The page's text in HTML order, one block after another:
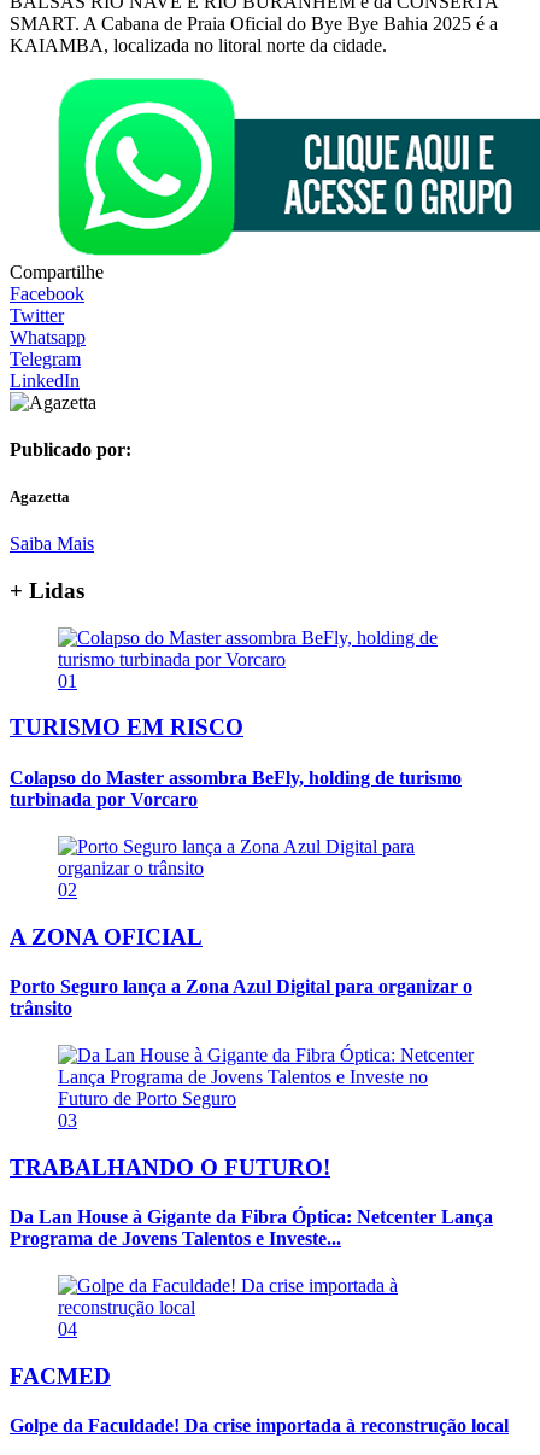
SMART. A Cabana de Praia Oficial do Bye Bye Bahia 2025 é a
KAIAMBA, localizada no litoral norte da cidade.
Compartilhe
Facebook
Twitter
Whatsapp
Telegram
LinkedIn
Publicado por:
Agazetta
Saiba Mais
+ Lidas
01
TURISMO EM RISCO
Colapso do Master assombra BeFly, holding de turismo
turbinada por Vorcaro
02
A ZONA OFICIAL
Porto Seguro lança a Zona Azul Digital para organizar o
trânsito
03
TRABALHANDO O FUTURO!
Da Lan House à Gigante da Fibra Óptica: Netcenter Lança
Programa de Jovens Talentos e Investe...
04
FACMED
Golpe da Faculdade! Da crise importada à reconstrução local